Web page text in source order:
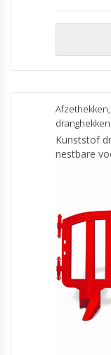
Afzethekken,
dranghekken
Kunststof
nestbare